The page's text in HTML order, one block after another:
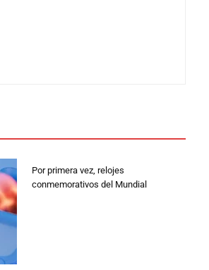
Por primera vez, relojes
conmemorativos del Mundial